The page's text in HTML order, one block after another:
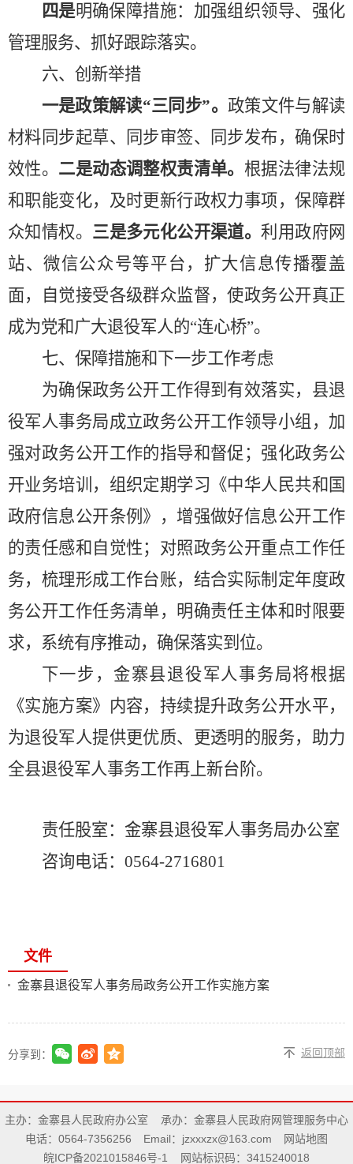
四是明确保障措施：加强组织领导、强化
管理服务、抓好跟踪落实。
六、 创新举措
一是政策解读“三同步”。 政策文件与解读
材料同步起草、同步审签、同步发布，确保时
效性。 二是动态调整权责清单。 根据法律法规
和职能变化，及时更新行政权力事项，保障群
众知情权。 三是多元化公开渠道。利用政府网
站、微信公众号等平台，扩大信息传播覆盖
面，自觉接受各级群众监督，使政务公开真正
成为党和广大退役军人的“连心桥”。
七、保障措施和下一步工作考虑
为确保政务公开工作得到有效落实，县退
役军人事务局成立政务公开工作领导小组，加
强对政务公开工作的指导和督促；强化政务公
开业务培训，组织定期学习《中华人民共和国
政府信息公开条例》，增强做好信息公开工作
的责任感和自觉性；对照政务公开重点工作任
务，梳理形成工作台账，结合实际制定年度政
务公开工作任务清单，明确责任主体和时限要
求，系统有序推动，确保落实到位。
下一步，金寨县退役军人事务局将根据
《实施方案》内容，持续提升政务公开水平，
为退役军人提供更优质、更透明的服务，助力
全县退役军人事务工作再上新台阶。
责任股室：金寨县退役军人事务局办公室
咨询电话： 0564-2716801
文件
金寨县退役军人事务局政务公开工作实施方案
分享到： 返回顶部
主办：金寨县人民政府办公室
承办：金寨县人民政府网管理服务中心
电话：0564-7356256
Email：jzxxxzx@163.com
网站地图
皖ICP备2021015846号-1
网站标识码：3415240018